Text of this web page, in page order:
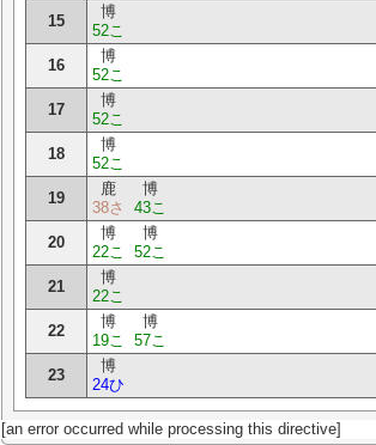
15
博
52こ
16
博
52こ
17
博
52こ
18
博
52こ
19
鹿
38さ
博
43こ
20
博
22こ
博
52こ
21
博
22こ
22
博
19こ
博
57こ
23
博
24ひ
[an error occurred while processing this directive]